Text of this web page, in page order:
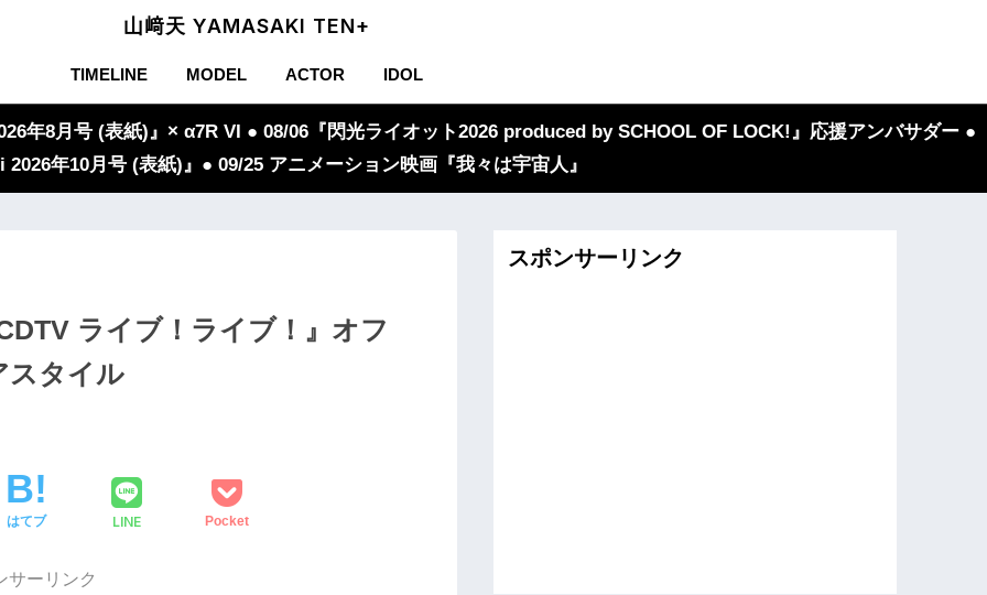
山﨑天 YAMASAKI TEN+
TIMELINE MODEL ACTOR IDOL
年8月号 (表紙)』× α7R VI ● 08/06『閃光ライオット2026 produced by SCHOOL OF LOCK!』応援アンバサダー ●
2026年10月号 (表紙)』● 09/25 アニメーション映画『我々は宇宙人』
ライブ！ライブ！』オフ
タイル
はてブ LINE Pocket
サーリンク
スポンサーリンク